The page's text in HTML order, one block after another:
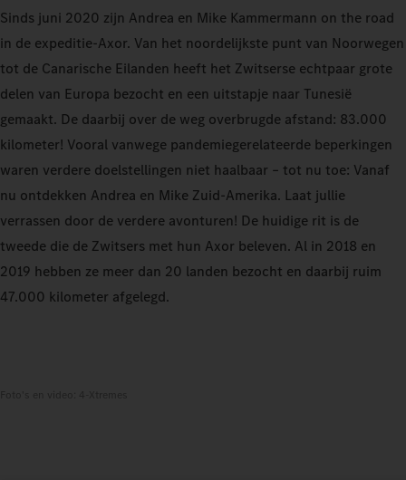
Sinds juni 2020 zijn Andrea en Mike Kammermann on the road
in de expeditie‑Axor. Van het noordelijkste punt van Noorwegen
tot de Canarische Eilanden heeft het Zwitserse echtpaar grote
delen van Europa bezocht en een uitstapje naar Tunesië
gemaakt. De daarbij over de weg overbrugde afstand: 83.000
kilometer! Vooral vanwege pandemiegerelateerde beperkingen
waren verdere doelstellingen niet haalbaar – tot nu toe: Vanaf
nu ontdekken Andrea en Mike Zuid-Amerika. Laat jullie
verrassen door de verdere avonturen! De huidige rit is de
tweede die de Zwitsers met hun Axor beleven. Al in 2018 en
2019 hebben ze meer dan 20 landen bezocht en daarbij ruim
47.000 kilometer afgelegd.